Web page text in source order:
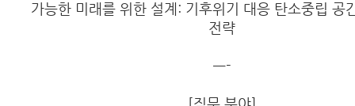
가능한 미래를 위한 설계: 기후위기 대응 탄소중립 공
전략
—-